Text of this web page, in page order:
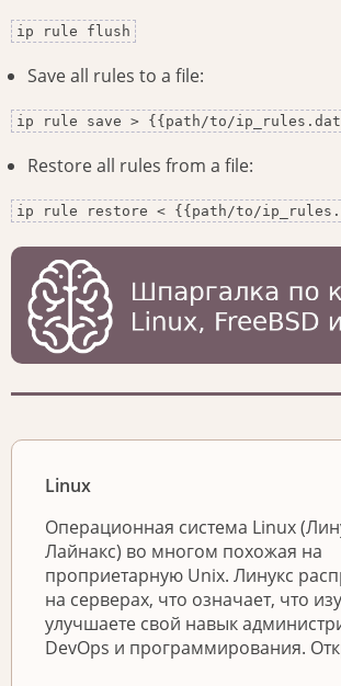
ip rule flush
Save all rules to a file:
ip rule save > {{path/to/
Restore all rules from a file:
ip rule restore < {{path/to/
Linux
Операционная система Linux
Лайнакс) во многом похожая на
проприетарную Unix. Линукс
на серверах, что означает, что
улучшаете свой навык
DevOps и программирования.